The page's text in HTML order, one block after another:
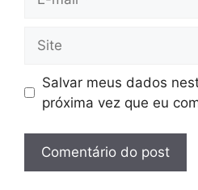
mail
Salvar meus dados
próxima vez que eu